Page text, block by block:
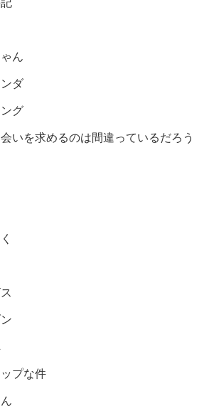
ん
ダ
グ
いを求めるのは間違っているだろう
プな件